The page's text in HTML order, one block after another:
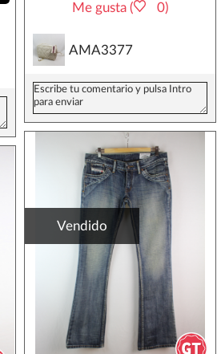
Me gusta ( 0)
AMA3377
Vendido